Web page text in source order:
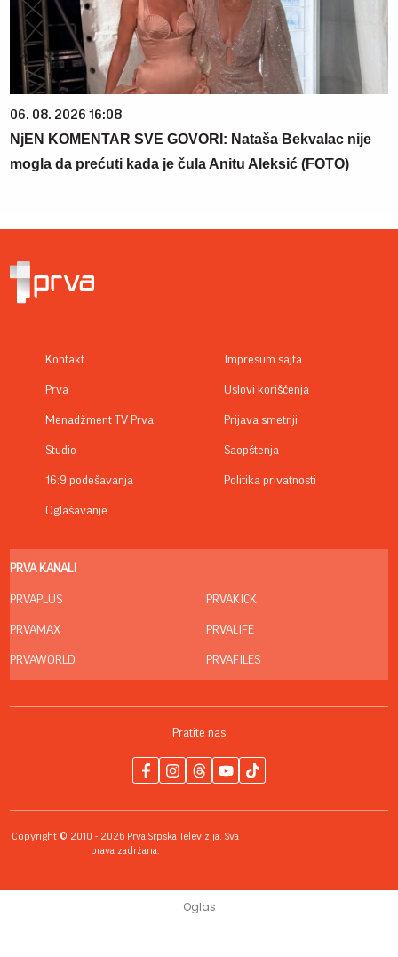
06. 08. 2026 16:08
NjEN KOMENTAR SVE GOVORI: Nataša Bekvalac nije
mogla da prećuti kada je čula Anitu Aleksić (FOTO)
Kontakt
Prva
Menadžment TV Prva
Studio
16:9 podešavanja
Oglašavanje
Impresum sajta
Uslovi korišćenja
Prijava smetnji
Saopštenja
Politika privatnosti
PRVA KANALI
PRVAPLUS
PRVAMAX
PRVAWORLD
PRVAKICK
PRVALIFE
PRVAFILES
Pratite nas
Copyright © 2010 - 2026 Prva Srpska Televizija. Sva
prava zadržana.